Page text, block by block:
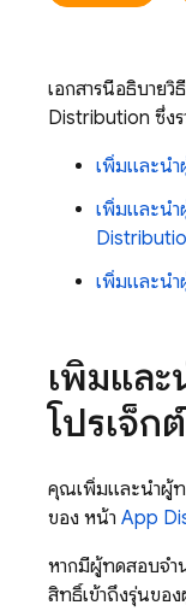
เอกสารนี้อธิบาย
Distribution ซึ่ง
เพิ่มและนำ
เพิ่มและน
เพิ่มและน
เพิ่มแล
โปรเจ็ก
คุณเพิ่มและนำผู้
ของ หน้า App
หากมีผู้ทดสอบจำ
สิทธิ์เข้าถึงรุ่นขอ